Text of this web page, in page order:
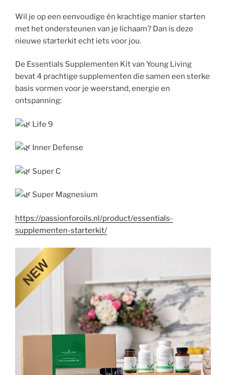
Wil je op een eenvoudige én krachtige manier starten
met het ondersteunen van je lichaam? Dan is deze
nieuwe starterkit echt iets voor jou.
De Essentials Supplementen Kit van Young Living
bevat 4 prachtige supplementen die samen een sterke
basis vormen voor je weerstand, energie en
ontspanning:
Life 9
Inner Defense
Super C
Super Magnesium
https://passionforoils.nl/product/essentials-
supplementen-starterkit/